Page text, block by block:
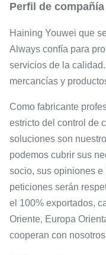
Perfil de compañía
Haining Youwei que
Always confía para
servicios de la
mercancías y
Como fabricante
estricto del control de
soluciones son
podemos cubrir sus
socio, sus opiniones
peticiones serán
el 100% exportados,
Oriente, Europa
cooperan con